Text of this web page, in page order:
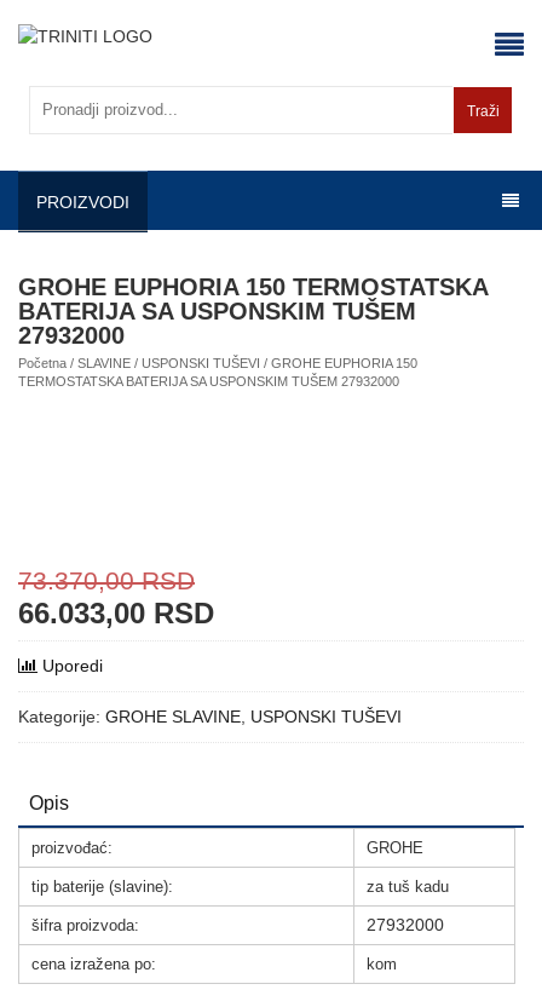
Traži
PROIZVODI
GROHE EUPHORIA 150 TERMOSTATSKA
BATERIJA SA USPONSKIM TUŠEM
27932000
Početna / SLAVINE / USPONSKI TUŠEVI / GROHE EUPHORIA 150
TERMOSTATSKA BATERIJA SA USPONSKIM TUŠEM 27932000
73.370,00RSD
66.033,00 RSD
Uporedi
Kategorije: GROHE SLAVINE USPONSKI TUŠEVI
Opis
proizvođać: GROHE
tip baterije (slavine): za tuš kadu
šifra proizvoda: 27932000
cena izražena po: kom